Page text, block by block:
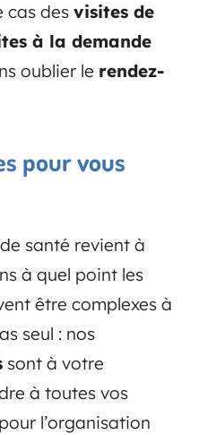
cas des visites de
à la demande
oublier le rendez-
pour vous
santé revient à
à quel point les
être complexes à
seul : nos
sont à votre
à toutes vos
l’organisation